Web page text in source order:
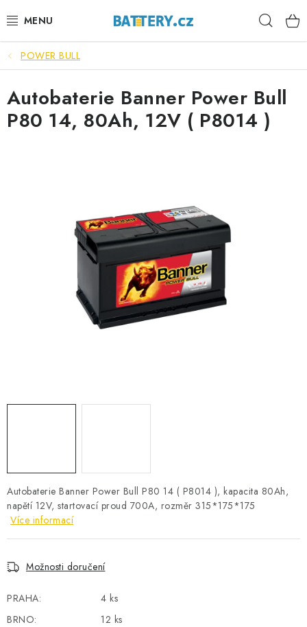
na
VÝHODNÉ SETY
SLUŽBY
AUTOBATERIE
STANIČNÍ BATERIE
POWERBANKY
STARTOVACÍ ZDROJE
TESTERY BATERIÍ
BATERIE PRO NOUZOVÁ OSVĚTLENÍ
POWER BULL
Autobaterie Banner Power Bull P80 14 ( P8014 ), kapacita 80Ah,
napětí 12V, startovací proud 700A, rozměr 315*175*175
Více informací
Možnosti doručení
PRAHA:
4 ks
BRNO:
12 ks
Autobaterie Banner Power Bull
P80 14, 80Ah, 12V ( P8014 )